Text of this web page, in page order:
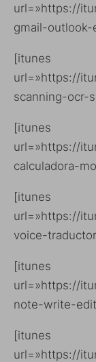
url=»https://
gmail-outlook-
[itunes
url=»https://
scanning-ocr-
[itunes
url=»https://
calculadora-
[itunes
url=»https://
voice-
[itunes
url=»https://
note-write-
[itunes
url=»https://